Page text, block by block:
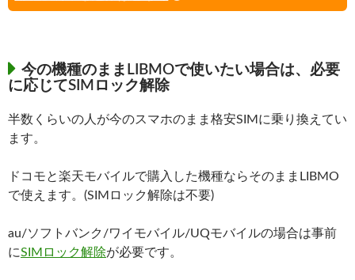
今の機種のままLIBMOで使いたい場合は、必要
に応じてSIMロック解除
半数くらいの人が今のスマホのまま格安SIMに乗り換えてい
ます。
ドコモと楽天モバイルで購入した機種ならそのままLIBMO
で使えます。(SIMロック解除は不要)
au/ソフトバンク/ワイモバイル/UQモバイルの場合は事前
にSIMロック解除が必要です。